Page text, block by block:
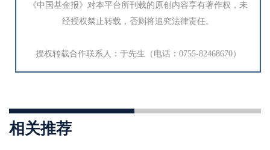
《中国基金报》对本平台所刊载的原创内容享有著作权，未
经授权禁止转载，否则将追究法律责任。
授权转载合作联系人：于先生（电话：0755-82468670）
相关推荐